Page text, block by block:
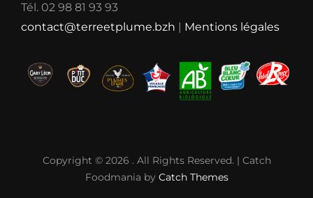
Tél. 02 98 81 93 93
contact@terreetplume.bzh | Mentions légales
Copyright © 2026 . All Rights Reserved. | Catch
Foodmania by Catch Themes